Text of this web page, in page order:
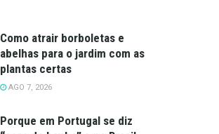
Como atrair borboletas e
abelhas para o jardim com as
plantas certas
AGO 7, 2026
Porque em Portugal se diz